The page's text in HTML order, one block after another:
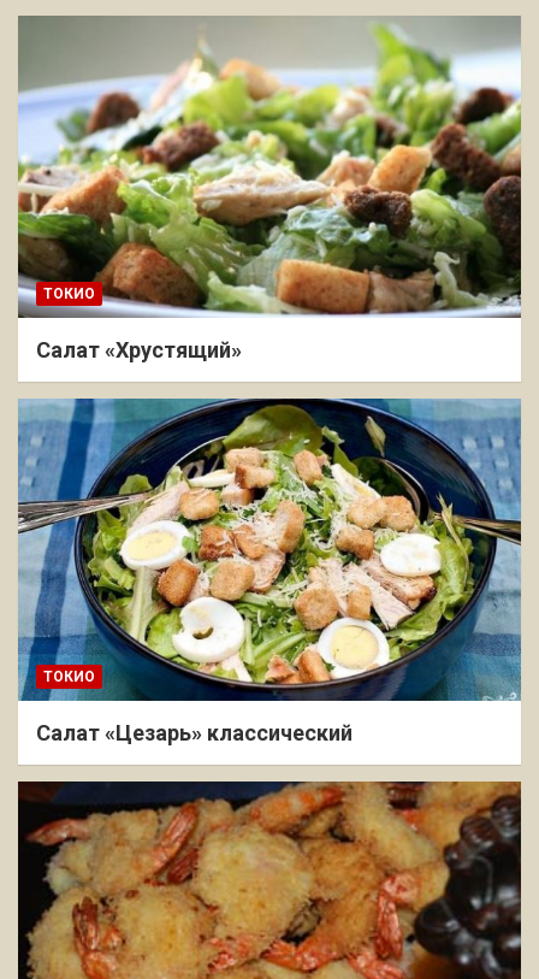
ТОКИО
Салат «Хрустящий»
ТОКИО
Салат «Цезарь» классический